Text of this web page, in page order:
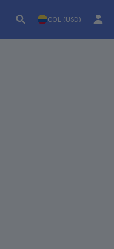
COL (USD)